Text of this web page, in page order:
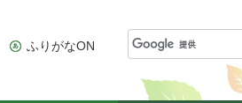
ふりがなON